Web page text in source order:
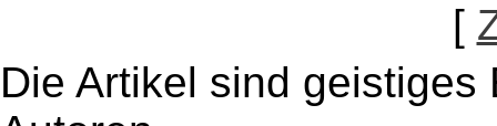
[
Die Artikel sind